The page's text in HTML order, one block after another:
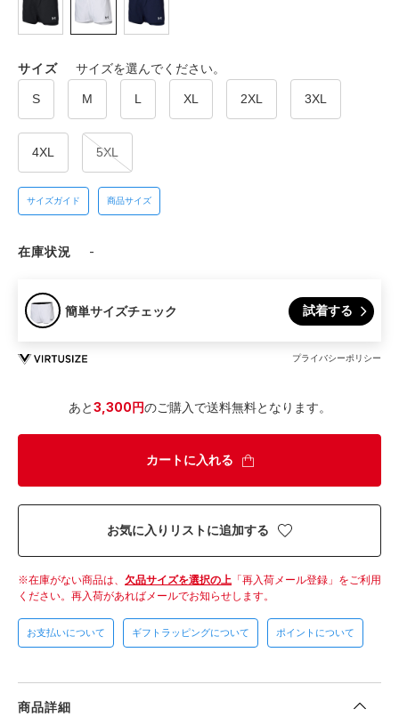
サイズ サイズを選んでください。
S M L XL 2XL 3XL
4XL 5XL
サイズガイド 商品サイズ
在庫状況 -
簡単サイズチェック 試着する
プライバシーポリシー
あと3,300円のご購入で送料無料となります。
カートに入れる
お気に入りリストに追加する
在庫がない商品は、 欠品サイズを選択の上 「再入荷メール登録」をご利用
ください。 再入荷があればメールでお知らせします。
お支払いについて ギフトラッピングについて ポイントについて
商品詳細